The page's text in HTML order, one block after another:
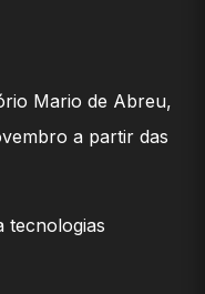
Mario de Abreu,
a partir das
tecnologias